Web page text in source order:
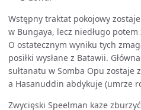
Wstępny traktat pokojowy
w Bungaya, lecz niedługo
O ostatecznym wyniku tych
posiłki wysłane z Batawii.
sułtanatu w Somba Opu zostaje
a Hasanuddin abdykuje (umrze
Zwycięski Speelman każe